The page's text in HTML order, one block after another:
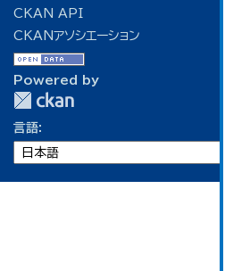
CKAN API
CKANアソシエーション
Powered by
言語